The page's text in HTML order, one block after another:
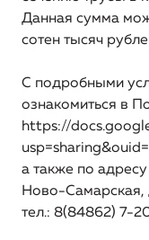
Данная сумма
сотен тысяч
С подробными
ознакомиться в
https://
а также по
Ново-Самарская,
тел.: 8(84862) 7-